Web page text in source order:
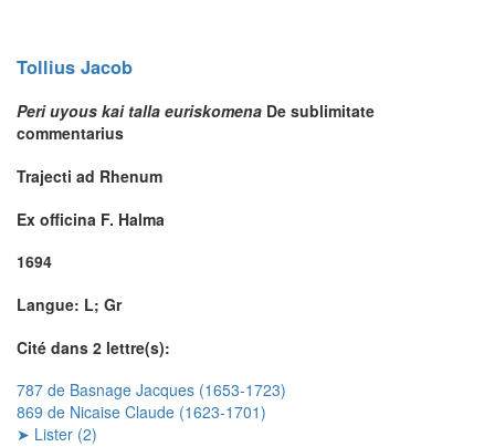
Tollius Jacob
Peri uyous kai talla euriskomena De sublimitate
commentarius
Trajecti ad Rhenum
Ex officina F. Halma
1694
Langue: L; Gr
Cité dans 2 lettre(s):
787 de Basnage Jacques (1653-1723)
869 de Nicaise Claude (1623-1701)
➤ Lister (2)